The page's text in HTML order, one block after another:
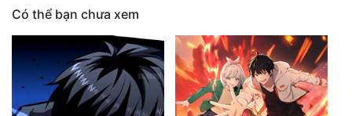
Có thể bạn chưa xem